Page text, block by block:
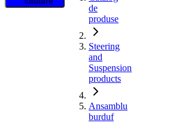
de
produse
Steering
and
Suspension
products
Ansamblu
burduf